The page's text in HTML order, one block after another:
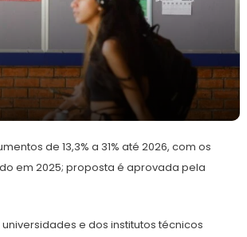
de 13,3% a 31% até 2026, com os
em 2025; proposta é aprovada pela
e dos institutos técnicos